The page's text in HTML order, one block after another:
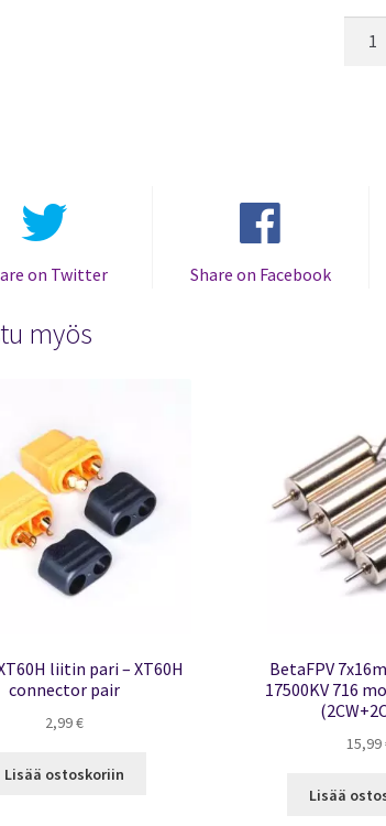
on Twitter Share on Facebook
myös
liitin pari – XT60H
connector pair
2,99€
Lisää ostoskoriin
BetaFPV
17500KV 716
15,99
Lisää